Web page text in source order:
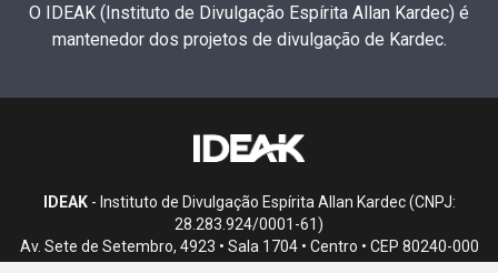
O IDEAK (Instituto de Divulgação Espírita Allan Kardec) é
mantenedor dos projetos de divulgação de Kardec.
IDEAK- Instituto de Divulgação Espírita Allan Kardec (CNPJ:
28.283.924/0001-61)
Av. Sete de Setembro, 4923 • Sala 1704 • Centro • CEP 80240-000